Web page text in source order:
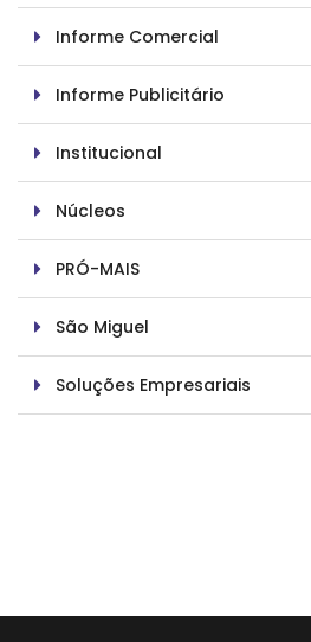
Informe Comercial
Informe Publicitário
Institucional
Núcleos
PRÓ-MAIS
São Miguel
Soluções Empresariais